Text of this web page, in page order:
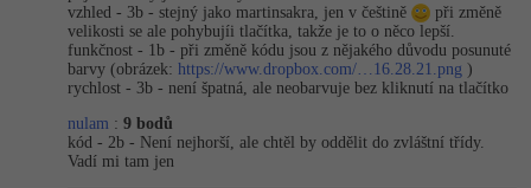
vzhled - 3b - stejný jako martinsakra, jen v češtině
při změně
velikosti se ale pohybujíi tlačítka, takže je to o něco lepší.
funkčnost - 1b - při změně kódu jsou z nějakého důvodu posunuté
barvy (obrázek: https://www.dropbox.com/…16.28.21.png )
rychlost - 3b - není špatná, ale neobarvuje bez kliknutí na tlačítko
nulam : 9 bodů
kód - 2b - Není nejhorší, ale chtěl by oddělit do zvláštní třídy.
Vadí mi tam jen